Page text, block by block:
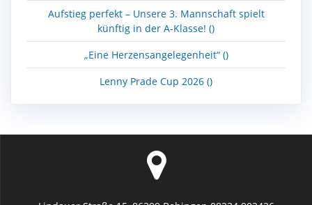
Aufstieg perfekt – Unsere 3. Mannschaft spielt
künftig in der A-Klasse! ()
„Eine Herzensangelegenheit“ ()
Lenny Prade Cup 2026 ()